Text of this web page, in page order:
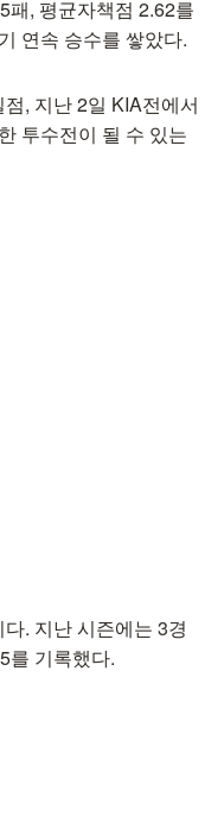
패, 평균자책점 2.62를
연속 승수를 쌓았다.
, 지난 2일 KIA전에서
투수전이 될 수 있는
. 지난 시즌에는 3경
를 기록했다.